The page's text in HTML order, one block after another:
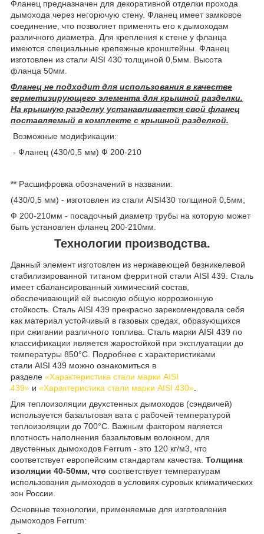
Фланец предназначен для декоративной отделки прохода
дымохода через негорючую стену. Фланец имеет замковое
соединение, что позволяет применять его к дымоходам
различного диаметра. Для крепления к стене у фланца
имеются специальные крепежные кронштейны. Фланец
изготовлен из стали AISI 430 толщиной 0,5мм. Высота
фланца 50мм.
Фланец не подходит для использования в качестве
герметизирующего элемента для крышной разделки.
На крышную разделку устанавливается свой фланец
поставляемый в комплекте с крышной разделкой.
Возможные модификации:
- Фланец (430/0,5 мм) Ф 200-210
** Расшифровка обозначений в названии:
(430/0,5 мм) - изготовлен из стали AISI430 толщиной 0,5мм;
Ф 200-210мм - посадочный диаметр трубы на которую может
быть установлен фланец 200-210мм.
Технологии производства.
Данный элемент изготовлен из нержавеющей безникелевой
стабилизированной титаном ферритной стали AISI 439. Сталь
имеет сбалансированный химический состав,
обеспечивающий ей высокую общую коррозионную
стойкость. Сталь AISI 439 прекрасно зарекомендовала себя
как материал устойчивый в газовых средах, образующихся
при сжигании различного топлива. Сталь марки AISI 439 по
классификации является жаростойкой при эксплуатации до
температуры 850°C. Подробнее с характеристиками
стали AISI 439 можно ознакомиться в
разделе «Характеристика стали марки AISI
439» и «Характеристика стали марки AISI 430»
Для теплоизоляции двухстенных дымоходов (сэндвичей)
используется базальтовая вата с рабочей температурой
теплоизоляции до 700°С. Важным фактором является
плотность наполнения базальтовым волокном, для
двустенных дымоходов Ferrum - это 120 кг/м3 , что
соответствует европейским стандартам качества. Толщина
изоляции 40-50мм, что соответствует температурам
использования дымоходов в условиях суровых климатических
зон России.
Основные технологии, применяемые для изготовления
дымоходов Ferrum: